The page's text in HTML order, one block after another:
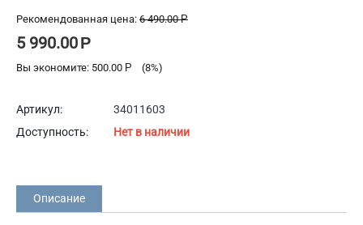
Рекомендованная цена: 6 490.00 Р
5 990.00Р
Вы экономите: 500.00 Р (8%)
Артикул:
34011603
Доступность:
Нет в наличии
Описание